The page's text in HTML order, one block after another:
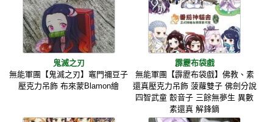
鬼滅之刃
無能軍團【鬼滅之刃】竈門禰豆子
壓克力吊飾 布來蒙Blamon繪
霹靂布袋戲
無能軍團【霹靂布袋戲】佛教、素
還真壓克力吊飾 菠蘿雙子 佛劍分說
四智武童 鷇音子 三餘無夢生 異數
素還真 解鋒鏑